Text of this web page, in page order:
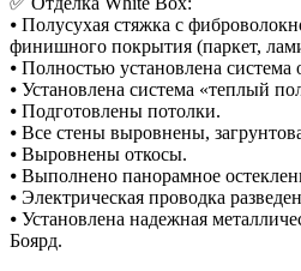
⦁ Полусухая стяжка с
финишного покрытия (паркет,
⦁ Полностью установлена система
⦁ Установлена система «теплый
⦁ Подготовлены потолки.
⦁ Все стены выровнены,
⦁ Выровнены откосы.
⦁ Выполнено панорамное
⦁ Электрическая проводка
⦁ Установлена надежная
Боярд.